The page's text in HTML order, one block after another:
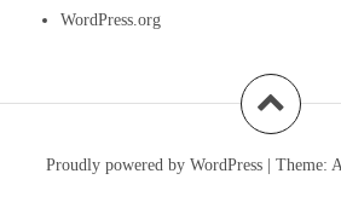
WordPress.org
Proudly powered by WordPress Theme: